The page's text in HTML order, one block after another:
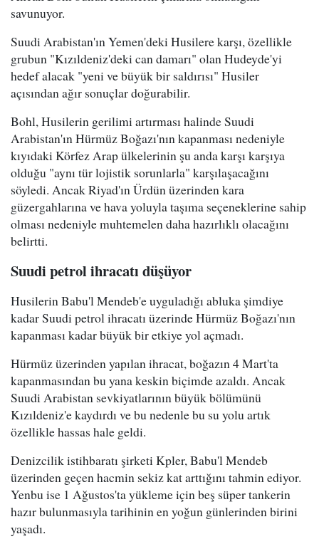
savunuyor.
Suudi Arabistan'ın Yemen'deki Husilere karşı, özellikle
grubun "Kızıldeniz'deki can damarı" olan Hudeyde'yi
hedef alacak "yeni ve büyük bir saldırısı" Husiler
açısından ağır sonuçlar doğurabilir.
Bohl, Husilerin gerilimi artırması halinde Suudi
Arabistan'ın Hürmüz Boğazı'nın kapanması nedeniyle
kıyıdaki Körfez Arap ülkelerinin şu anda karşı karşıya
olduğu "aynı tür lojistik sorunlarla" karşılaşacağını
söyledi. Ancak Riyad'ın Ürdün üzerinden kara
güzergahlarına ve hava yoluyla taşıma seçeneklerine sahip
olması nedeniyle muhtemelen daha hazırlıklı olacağını
belirtti.
Suudi petrol ihracatı düşüyor
Husilerin Babu'l Mendeb'e uyguladığı abluka şimdiye
kadar Suudi petrol ihracatı üzerinde Hürmüz Boğazı'nın
kapanması kadar büyük bir etkiye yol açmadı.
Hürmüz üzerinden yapılan ihracat, boğazın 4 Mart'ta
kapanmasından bu yana keskin biçimde azaldı. Ancak
Suudi Arabistan sevkiyatlarının büyük bölümünü
Kızıldeniz'e kaydırdı ve bu nedenle bu su yolu artık
özellikle hassas hale geldi.
Denizcilik istihbaratı şirketi Kpler, Babu'l Mendeb
üzerinden geçen hacmin sekiz kat arttığını tahmin ediyor.
Yenbu ise 1 Ağustos'ta yükleme için beş süper tankerin
hazır bulunmasıyla tarihinin en yoğun günlerinden birini
yaşadı.